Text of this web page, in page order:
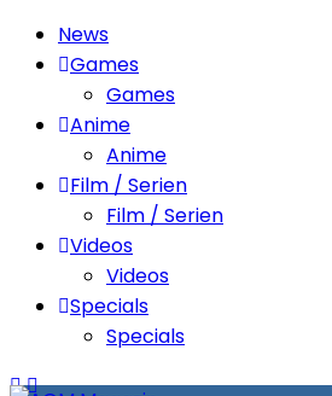
News
Games
Games
Anime
Anime
Film / Serien
Film / Serien
Videos
Videos
Specials
Specials